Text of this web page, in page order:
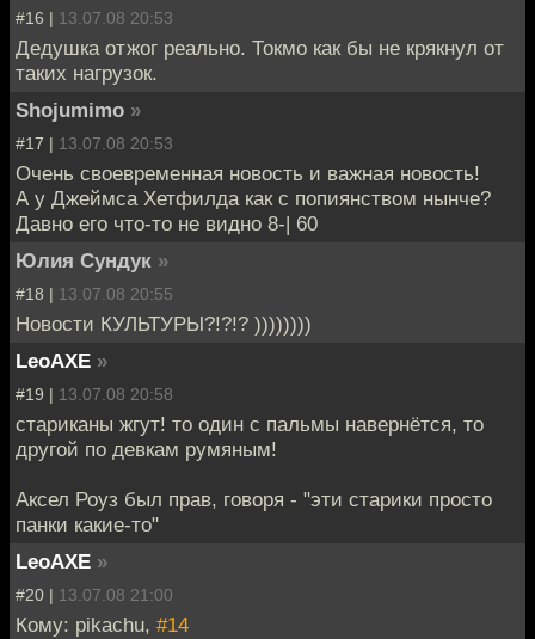
#16 | 13.07.08 20:53
Дедушка отжог реально. Токмо как бы не крякнул от
таких нагрузок.
Shojumimo »
#17 | 13.07.08 20:53
Очень своевременная новость и важная новость!
А у Джеймса Хетфилда как с попиянством нынче?
Давно его что-то не видно 8-| 60
Юлия Сундук »
#18 | 13.07.08 20:55
Новости КУЛЬТУРЫ?!?!? ))))))))
LeoAXE »
#19 | 13.07.08 20:58
стариканы жгут! то один с пальмы навернётся, то
другой по девкам румяным!
Аксел Роуз был прав, говоря - "эти старики просто
панки какие-то"
LeoAXE »
#20 | 13.07.08 21:00
Кому: pikachu, #14